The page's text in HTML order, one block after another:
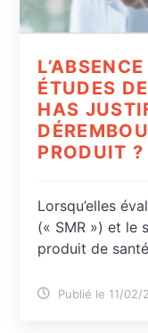
ÉTUDES
HAS
PRODUIT ?
Lorsqu’elles
(« SMR ») et le
produit de
Publié le 11/02/